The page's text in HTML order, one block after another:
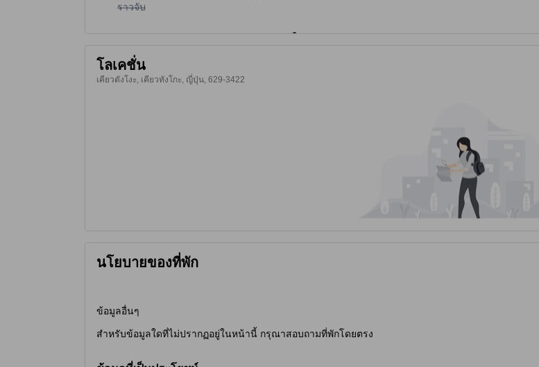
ราวจับ
โลเคชั่น
เคียวตังโงะ, เคียวทังโกะ, ญี่ปุ่น, 629-3422
นโยบายของที่พัก
ข้อมูลอื่นๆ
สำหรับข้อมูลใดที่ไม่ปรากฏอยู่ในหน้านี้ กรุณาสอบถามที่พักโดยตรง